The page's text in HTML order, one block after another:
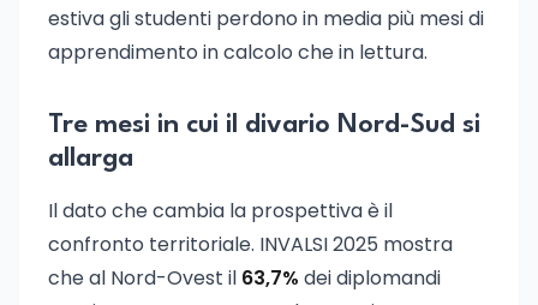
estiva gli studenti perdono in media più mesi di
apprendimento in calcolo che in lettura.
Tre mesi in cui il divario Nord-Sud si
allarga
Il dato che cambia la prospettiva è il
confronto territoriale. INVALSI 2025 mostra
che al Nord-Ovest il 63,7% dei diplomandi